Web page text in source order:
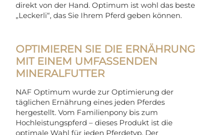
direkt von der Hand. Optimum ist wohl das beste
„Leckerli“, das Sie Ihrem Pferd geben können.
OPTIMIEREN SIE DIE ERNÄHRUNG
MIT EINEM UMFASSENDEN
MINERALFUTTER
NAF Optimum wurde zur Optimierung der
täglichen Ernährung eines jeden Pferdes
hergestellt. Vom Familienpony bis zum
Hochleistungspferd – dieses Produkt ist die
optimale Wahl für jeden Pferdetyp. Der